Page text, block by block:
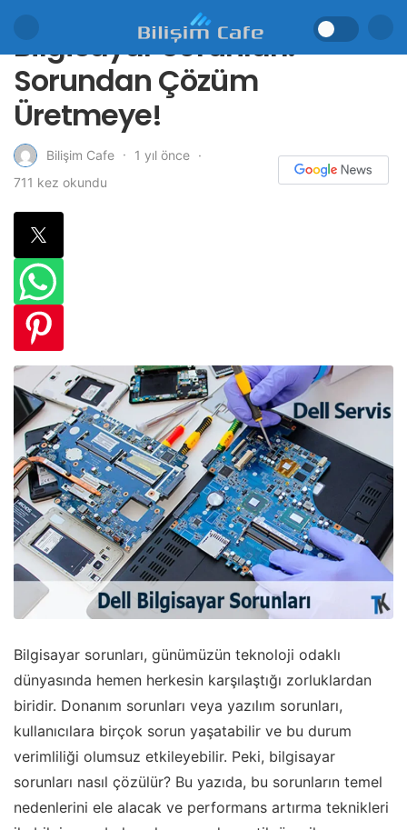
Bilgisayar Sorunları:
Sorundan Çözüm
Üretmeye!
Bilişim Cafe
1 yıl önce
711 kez okundu
Bilgisayar sorunları, günümüzün teknoloji odaklı
dünyasında hemen herkesin karşılaştığı zorluklardan
biridir. Donanım sorunları veya yazılım sorunları,
kullanıcılara birçok sorun yaşatabilir ve bu durum
verimliliği olumsuz etkileyebilir. Peki, bilgisayar
sorunları nasıl çözülür? Bu yazıda, bu sorunların temel
nedenlerini ele alacak ve performans artırma teknikleri